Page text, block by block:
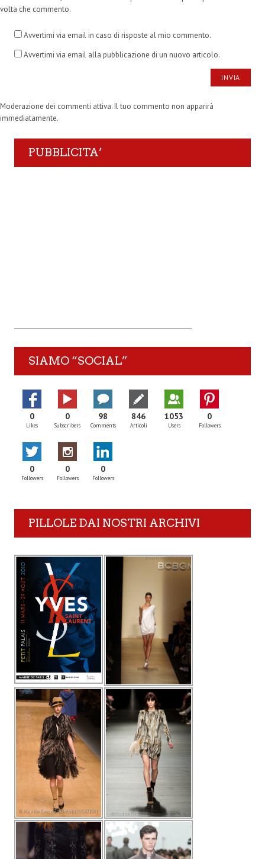
volta che commento.
Avvertimi via email in caso di risposte al mio commento.
Avvertimi via email alla pubblicazione di un nuovo articolo.
Moderazione dei commenti attiva. Il tuo commento non apparirà
immediatamente.
PUBBLICITA’
SIAMO “SOCIAL”
0
Likes
0
Subscribers
98
Comments
846
Articoli
1053
Users
0
Followers
0
Followers
0
Followers
0
Followers
PILLOLE DAI NOSTRI ARCHIVI